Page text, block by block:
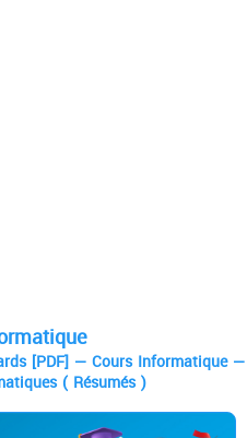
[PDF] — Cours Informatique —
( Résumés )